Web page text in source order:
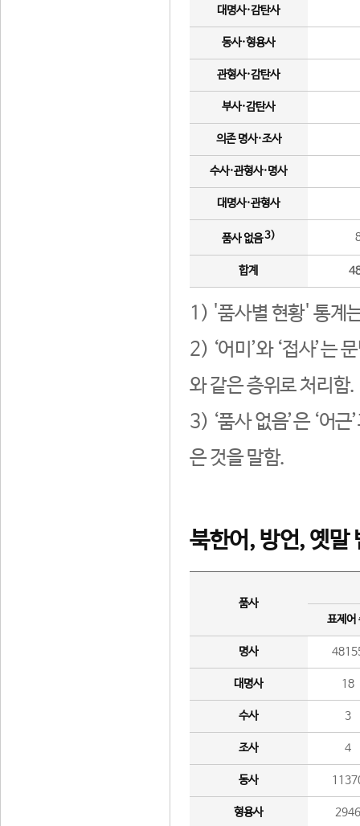
대명사·감탄사
동사·형용사
관형사·감탄사
부사·감탄사
의존 명사·조사
수사·관형사·명사
대명사·관형사
품사 없음3)
합계
1) '품사별 현황' 통계
2) ‘어미’와 ‘접사’는
와 같은 층위로 처리함.
3) ‘품사 없음’은 ‘어
은 것을 말함.
북한어, 방언, 옛말
품사
표제어
명사
대명사 18
수사 3
조사 4
동사
형용사 2946